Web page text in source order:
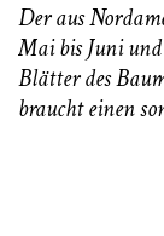
Der aus
Mai bis Juni
Blätter des
braucht einen